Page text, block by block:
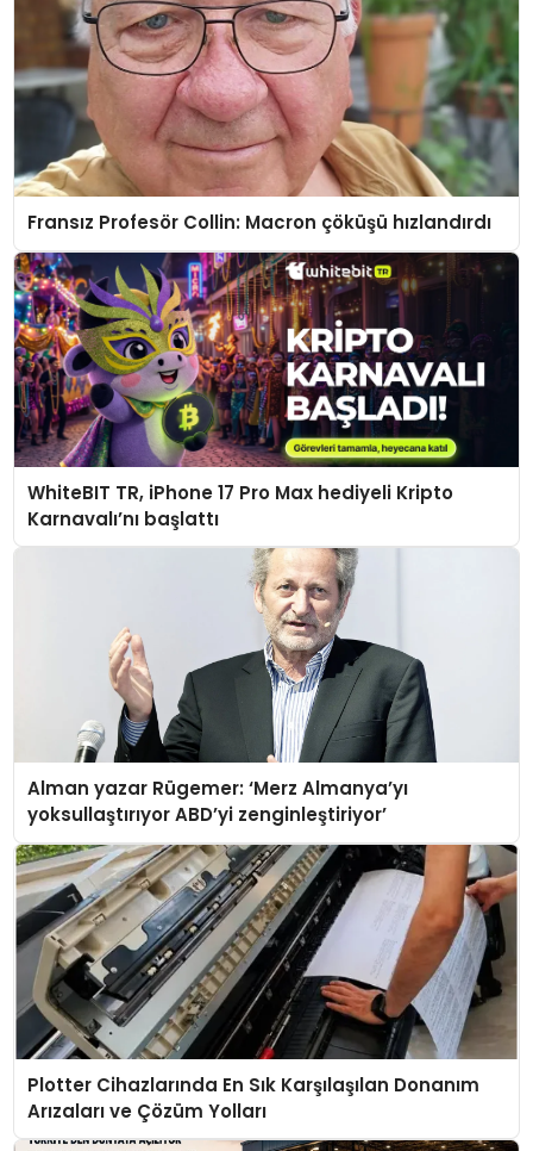
Fransız Profesör Collin: Macron çöküşü hızlandırdı
WhiteBIT TR, iPhone 17 Pro Max hediyeli Kripto
Karnavalı’nı başlattı
Alman yazar Rügemer: ‘Merz Almanya’yı
yoksullaştırıyor ABD’yi zenginleştiriyor’
Plotter Cihazlarında En Sık Karşılaşılan Donanım
Arızaları ve Çözüm Yolları